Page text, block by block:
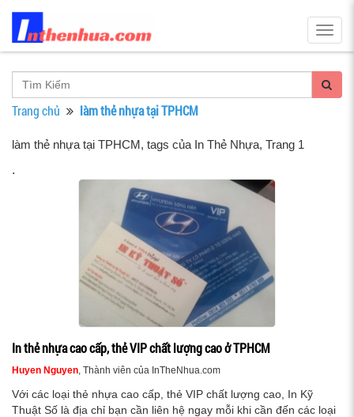
Trang chủ làm thẻ nhựa tại TPHCM
làm thẻ nhựa tại TPHCM, tags của In Thẻ Nhựa, Trang 1
.
In thẻ nhựa cao cấp, thẻ VIP chất lượng cao ở TPHCM
Huyen Nguyen, Thành viên của InTheNhua.com
Với các loại thẻ nhựa cao cấp, thẻ VIP chất lượng cao, In Kỹ
Thuật Số là địa chỉ bạn cần liên hệ ngay mỗi khi cần đến các loại